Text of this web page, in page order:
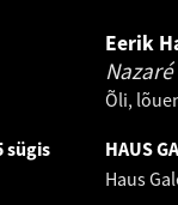
sügis
Eerik
Õli,
HAUS
Haus